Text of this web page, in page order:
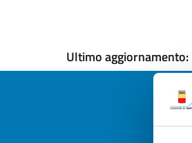
Ultimo aggiornamento: